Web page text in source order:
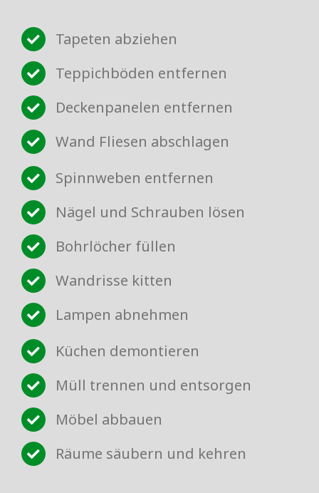
Tapeten abziehen
Teppichböden entfernen
Deckenpanelen entfernen
Wand Fliesen abschlagen
Spinnweben entfernen
Nägel und Schrauben lösen
Bohrlöcher füllen
Wandrisse kitten
Lampen abnehmen
Küchen demontieren
Müll trennen und entsorgen
Möbel abbauen
Räume säubern und kehren